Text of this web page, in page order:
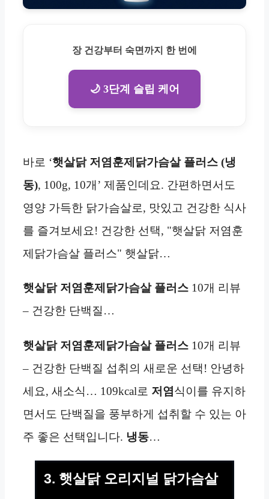
장 건강부터 숙면까지 한 번에
🌙 3단계 슬립 케어
바로 ‘햇살닭 저염훈제닭가슴살 플러스 (냉
동), 100g, 10개’ 제품인데요. 간편하면서도
영양 가득한 닭가슴살로, 맛있고 건강한 식사
를 즐겨보세요! 건강한 선택, "햇살닭 저염훈
제닭가슴살 플러스" 햇살닭…
햇살닭 저염훈제닭가슴살 플러스 10개 리뷰
– 건강한 단백질…
햇살닭 저염훈제닭가슴살 플러스 10개 리뷰
– 건강한 단백질 섭취의 새로운 선택! 안녕하
세요, 새소식… 109kcal로 저염 식이를 유지하
면서도 단백질을 풍부하게 섭취할 수 있는 아
주 좋은 선택입니다. 냉동…
3. 햇살닭 오리지널 닭가슴살